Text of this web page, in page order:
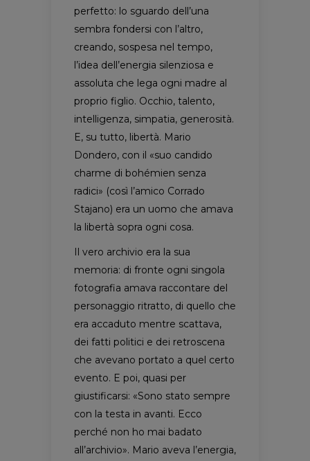
perfetto: lo sguardo dell’una
sembra fondersi con l’altro,
creando, sospesa nel tempo,
l’idea dell’energia silenziosa e
assoluta che lega ogni madre al
proprio figlio. Occhio, talento,
intelligenza, simpatia, generosità.
E, su tutto, libertà. Mario
Dondero, con il «suo candido
charme di bohémien senza
radici» (così l’amico Corrado
Stajano) era un uomo che amava
la libertà sopra ogni cosa.
Il vero archivio era la sua
memoria: di fronte ogni singola
fotografia amava raccontare del
personaggio ritratto, di quello che
era accaduto mentre scattava,
dei fatti politici e dei retroscena
che avevano portato a quel certo
evento. E poi, quasi per
giustificarsi: «Sono stato sempre
con la testa in avanti. Ecco
perché non ho mai badato
all’archivio». Mario aveva l’energia,